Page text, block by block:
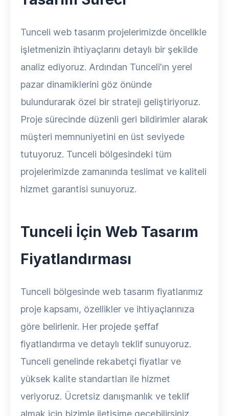
Tunceli web tasarım projelerimizde öncelikle
işletmenizin ihtiyaçlarını detaylı bir şekilde
analiz ediyoruz. Ardından Tunceli'ın yerel
pazar dinamiklerini göz önünde
bulundurarak özel bir strateji geliştiriyoruz.
Proje sürecinde düzenli geri bildirimler alarak
müşteri memnuniyetini en üst seviyede
tutuyoruz. Tunceli bölgesindeki tüm
projelerimizde zamanında teslimat ve kaliteli
hizmet garantisi sunuyoruz.
Tunceli İçin Web Tasarım
Fiyatlandırması
Tunceli bölgesinde web tasarım fiyatlarımız
proje kapsamı, özellikler ve ihtiyaçlarınıza
göre belirlenir. Her projede şeffaf
fiyatlandırma ve detaylı teklif sunuyoruz.
Tunceli genelinde rekabetçi fiyatlar ve
yüksek kalite standartları ile hizmet
veriyoruz. Ücretsiz danışmanlık ve teklif
almak için bizimle iletişime geçebilirsiniz.